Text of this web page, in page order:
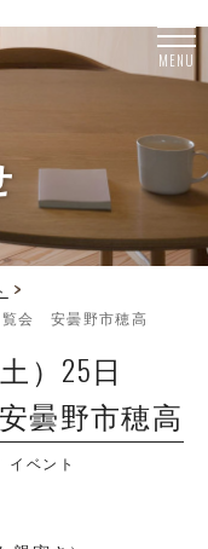
MENU
会 安曇野市穂高
）25日
曇野市穂高
イベント